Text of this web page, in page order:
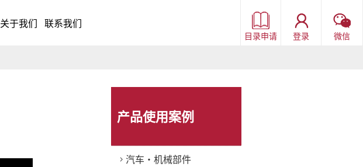
关于我们 联系我们
目录申请 登录
微信
产品使用案例
汽车・机械部件